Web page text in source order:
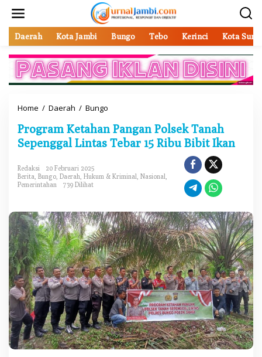
Daerah Kota Jambi Bungo Tebo Kerinci Kota
Home / Daerah / Bungo
o
g
m
K
a
h
a
n
P
a
n
g
a
n
P
o
l
s
Program Ketahan Pangan Polsek Tanah
Sepenggal Lintas Tebar 15 Ribu Bibit Ikan
Redaksi
20 Februari 2025
Berita Bungo Daerah Hukum & Kriminal Nasional
Pemerintahan
739 Dilihat